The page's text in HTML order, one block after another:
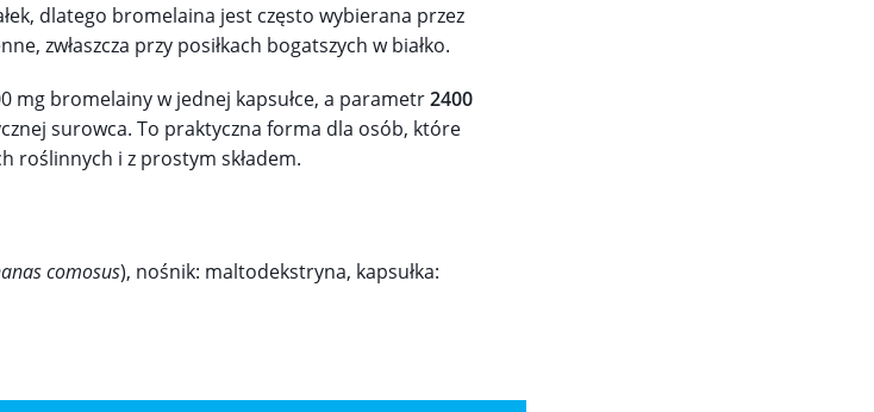
dlatego bromelaina jest często wybierana przez
zwłaszcza przy posiłkach bogatszych w białko.
mg bromelainy w jednej kapsułce, a parametr2400
surowca. To praktyczna forma dla osób, które
roślinnych i z prostym składem.
comosus), nośnik: maltodekstryna, kapsułka: